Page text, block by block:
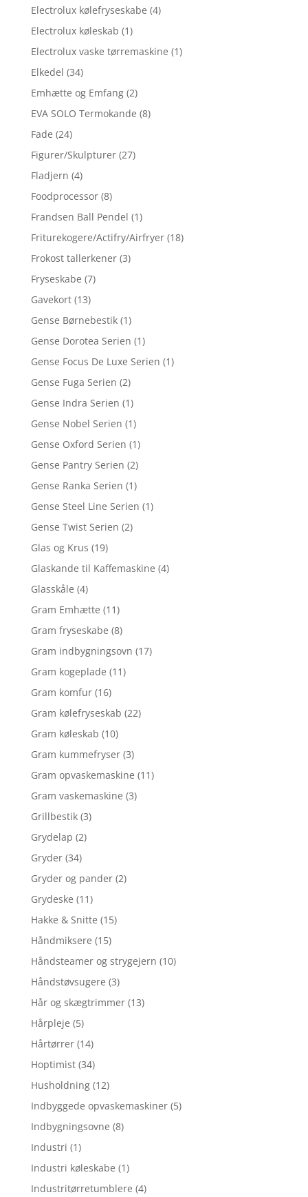
Electrolux kølefryseskabe (4)
Electrolux køleskab (1)
Electrolux vaske tørremaskine (1)
Elkedel (34)
Emhætte og Emfang (2)
EVA SOLO Termokande (8)
Fade (24)
Figurer/Skulpturer (27)
Fladjern (4)
Foodprocessor (8)
Frandsen Ball Pendel (1)
Friturekogere/Actifry/Airfryer (18)
Frokost tallerkener (3)
Fryseskabe (7)
Gavekort (13)
Gense Børnebestik (1)
Gense Dorotea Serien (1)
Gense Focus De Luxe Serien (1)
Gense Fuga Serien (2)
Gense Indra Serien (1)
Gense Nobel Serien (1)
Gense Oxford Serien (1)
Gense Pantry Serien (2)
Gense Ranka Serien (1)
Gense Steel Line Serien (1)
Gense Twist Serien (2)
Glas og Krus (19)
Glaskande til Kaffemaskine (4)
Glasskåle (4)
Gram Emhætte (11)
Gram fryseskabe (8)
Gram indbygningsovn (17)
Gram kogeplade (11)
Gram komfur (16)
Gram kølefryseskab (22)
Gram køleskab (10)
Gram kummefryser (3)
Gram opvaskemaskine (11)
Gram vaskemaskine (3)
Grillbestik (3)
Grydelap (2)
Gryder (34)
Gryder og pander (2)
Grydeske (11)
Hakke & Snitte (15)
Håndmiksere (15)
Håndsteamer og strygejern (10)
Håndstøvsugere (3)
Hår og skægtrimmer (13)
Hårpleje (5)
Hårtørrer (14)
Hoptimist (34)
Husholdning (12)
Indbyggede opvaskemaskiner (5)
Indbygningsovne (8)
Industri (1)
Industri køleskabe (1)
Industritørretumblere (4)